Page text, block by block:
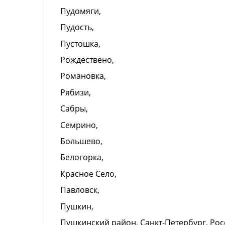
Пудомяги,
Пудость,
Пустошка,
Рождествено,
Романовка,
Рябизи,
Сабры,
Семрино,
Большево,
Белогорка,
Красное Село,
Павловск,
Пушкин,
Пушкинский район, Санкт-Петербург,